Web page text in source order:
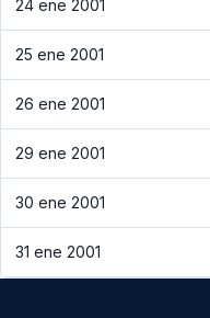
24 ene 2001
25 ene 2001
26 ene 2001
29 ene 2001
30 ene 2001
31 ene 2001